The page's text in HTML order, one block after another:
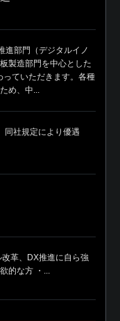
進部門（デジタルイノ
製造部門を中心とした
ていただきます。各種
め、中...
同社規定により優遇
改革、DX推進に自ら強
的な方 ・...